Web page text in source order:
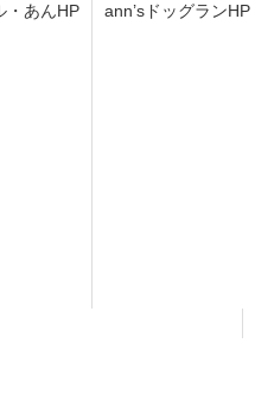
・あんHP ann’sドッグランHP